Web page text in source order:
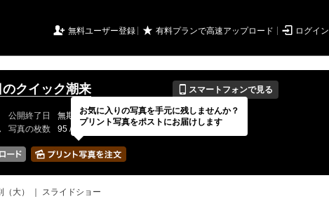
 無料ユーザー登録 ★ 有料プランで高速アップロード  ログイン
クイック潮来 📱 スマートフォンで見る
公開終了日 無期限 イベントの期間
---
写真の枚数 95 / 2000枚
（大）
スライドショー
お気に入りの写真を手元に残しませんか？
プリント写真をポストにお届けします